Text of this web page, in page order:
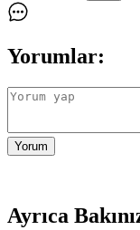
Yorumlar:
Yorum
Ayrıca